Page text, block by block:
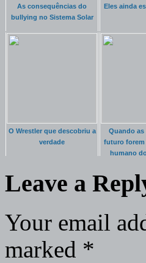
As consequências do
bullying no Sistema Solar
Eles ainda
O Wrestler que descobriu a
verdade
Quando as
futuro forem
humano
Leave a
Your email
marked *